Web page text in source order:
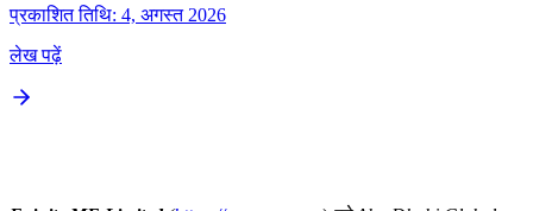
प्रकाशित तिथि: 4, अगस्त 2026
लेख पढ़ें